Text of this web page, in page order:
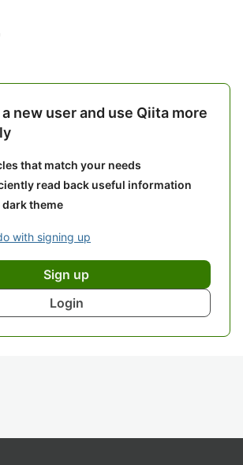
new user and use Qiita more
that match your needs
read back useful information
dark theme
with signing up
Sign up
Login